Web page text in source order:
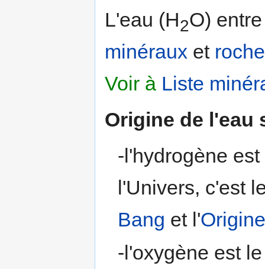
L'eau (H2O)
minéraux et
Voir à Liste
Origine de l'eau
-l'hydrogène
l'Univers, c'est
Bang et l'
-l'oxygène est